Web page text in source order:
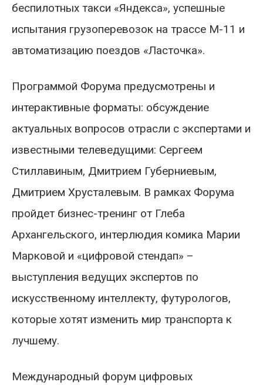
беспилотных такси «Яндекса», успешные
испытания грузоперевозок на трассе М-11 и
автоматизацию поездов «Ласточка».
Программой Форума предусмотрены и
интерактивные форматы: обсуждение
актуальных вопросов отрасли с экспертами и
известными телеведущими: Сергеем
Стиллавиным, Дмитрием Губерниевым,
Дмитрием Хрусталевым. В рамках Форума
пройдет бизнес-тренинг от Глеба
Архангельского, интерлюдия комика Марии
Марковой и «цифровой стендап» –
выступления ведущих экспертов по
искусственному интеллекту, футурологов,
которые хотят изменить мир транспорта к
лучшему.
Международный форум цифровых